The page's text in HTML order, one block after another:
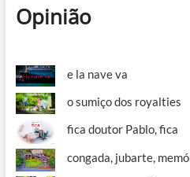
Opinião
e la nave va
o sumiço dos royalties
fica doutor Pablo, fica
congada, jubarte,